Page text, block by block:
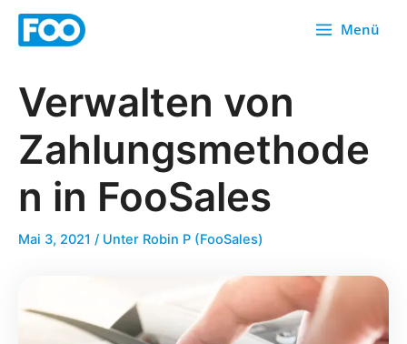
Zum
Inhalt
Menü
Verwalten von
Zahlungsmethode
n in FooSales
Mai 3, 2021 / Unter Robin P (FooSales)